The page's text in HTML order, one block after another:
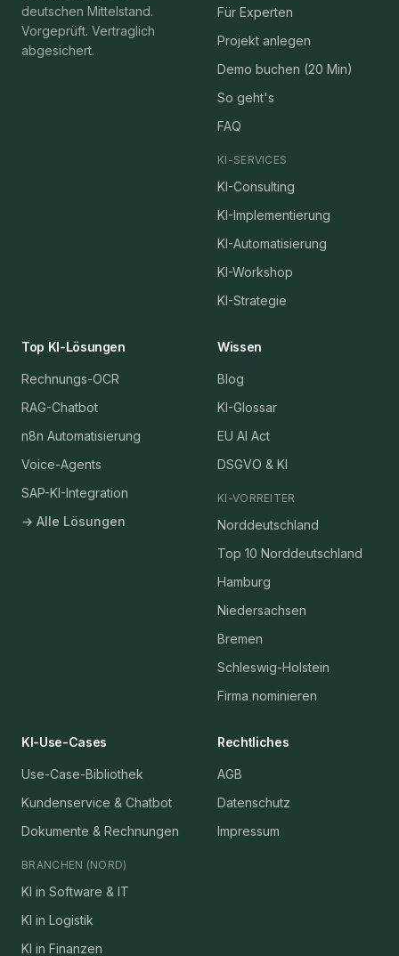
deutschen Mittelstand.
Vorgeprüft. Vertraglich
abgesichert.
Für Experten
Projekt anlegen
Demo buchen (20 Min)
So geht's
FAQ
KI-SERVICES
KI-Consulting
KI-Implementierung
KI-Automatisierung
KI-Workshop
KI-Strategie
Top KI-Lösungen
Rechnungs-OCR
RAG-Chatbot
n8n Automatisierung
Voice-Agents
SAP-KI-Integration
→ Alle Lösungen
Wissen
Blog
KI-Glossar
EU AI Act
DSGVO & KI
KI-VORREITER
Norddeutschland
Top 10 Norddeutschland
Hamburg
Niedersachsen
Bremen
Schleswig-Holstein
Firma nominieren
KI-Use-Cases
Use-Case-Bibliothek
Kundenservice & Chatbot
Dokumente & Rechnungen
BRANCHEN (NORD)
KI in Software & IT
KI in Logistik
KI in Finanzen
Rechtliches
AGB
Datenschutz
Impressum